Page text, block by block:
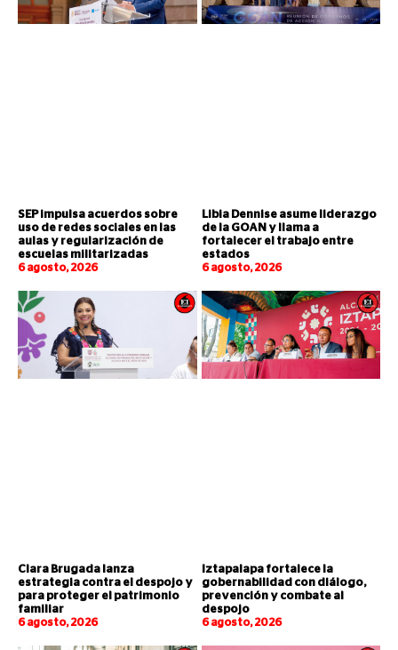
SEP impulsa acuerdos sobre
uso de redes sociales en las
aulas y regularización de
escuelas militarizadas
6 agosto, 2026
Libia Dennise asume liderazgo
de la GOAN y llama a
fortalecer el trabajo entre
estados
6 agosto, 2026
Clara Brugada lanza
estrategia contra el despojo y
para proteger el patrimonio
familiar
6 agosto, 2026
Iztapalapa fortalece la
gobernabilidad con diálogo,
prevención y combate al
despojo
6 agosto, 2026